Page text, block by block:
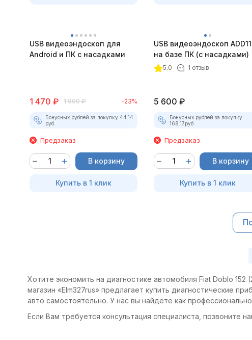
USB видеоэндоскоп для
Android и ПК с насадками
1 470 ₽ 1 900 ₽ -23%
Бонусных рублей за покупку:44.14
руб.
Предзаказ
В корзину
Купить в 1 клик
USB видеоэндоскоп
на базе ПК (с насадками)
5.0 1 отзыв
5 600 ₽
Бонусных рублей за покупку:
168.17руб.
Предзаказ
В корзину
Купить в 1 клик
Хотите экономить на диагностике автомобиля Fiat Doblo
магазин «Elm327rus» предлагает купить диагностические
авто самостоятельно. У нас вы найдете как
Если Вам требуется консультация специалиста, позвоните